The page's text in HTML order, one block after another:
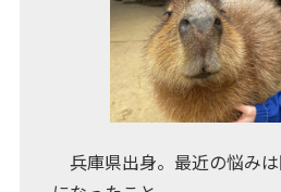
兵庫県出身。最近の悩み